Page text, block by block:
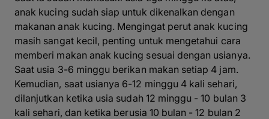
anak kucing sudah siap untuk dikenalkan dengan
makanan anak kucing. Mengingat perut anak kucing
masih sangat kecil, penting untuk mengetahui cara
memberi makan anak kucing sesuai dengan usianya.
Saat usia 3-6 minggu berikan makan setiap 4 jam.
Kemudian, saat usianya 6-12 minggu 4 kali sehari,
dilanjutkan ketika usia sudah 12 minggu - 10 bulan 3
kali sehari, dan ketika berusia 10 bulan - 12 bulan 2